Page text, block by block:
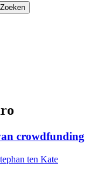
crowdfunding
ten Kate